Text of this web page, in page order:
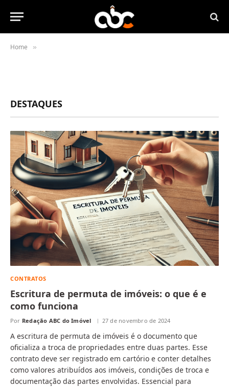
Home »
DESTAQUES
CONTRATOS
Escritura de permuta de imóveis: o que é e
como funciona
Por Redação ABC do Imóvel 27 de novembro de 2024
A escritura de permuta de imóveis é o documento que
oficializa a troca de propriedades entre duas partes. Esse
contrato deve ser registrado em cartório e conter detalhes
como valores atribuídos aos imóveis, condições de troca e
documentação das partes envolvidas. Essencial para